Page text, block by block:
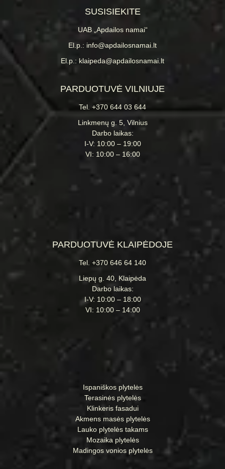
SUSISIEKITE
UAB „Apdailos namai“
El.p.: info@apdailosnamai.lt
El.p.: klaipeda@apdailosnamai.lt
PARDUOTUVĖ VILNIUJE
Tel. +370 644 03 644
Linkmenų g. 5, Vilnius
Darbo laikas:
I-V: 10:00 – 19:00
VI: 10:00 – 16:00
PARDUOTUVĖ KLAIPĖDOJE
Tel. +370 646 64 140
Liepų g. 40, Klaipėda
Darbo laikas:
I-V: 10:00 – 18:00
VI: 10:00 – 14:00
Ispaniškos plytelės
Terasinės plytelės
Klinkeris fasadui
Akmens masės plytelės
Lauko plytelės takams
Mozaika plytelės
Madingos vonios plytelės